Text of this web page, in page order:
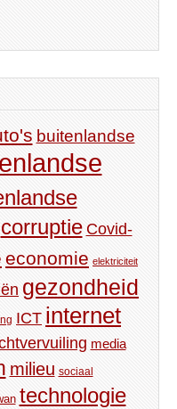
buitenlandse
corruptie Covid-
economie elektriciteit
gezondheid
ICT internet
media
milieu sociaal
technologie